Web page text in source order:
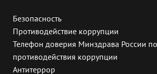
Безопасность
Противодействие коррупции
Телефон доверия Минздрава России
противодействия коррупции
Антитеррор